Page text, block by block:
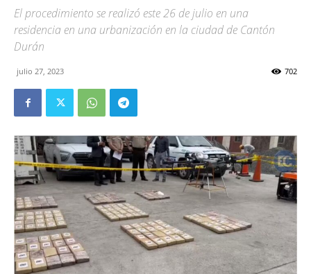
El procedimiento se realizó este 26 de julio en una
residencia en una urbanización en la ciudad de Cantón
Durán
julio 27, 2023 702